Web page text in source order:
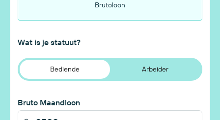
Brutoloon
Wat is je statuut?
Bediende Arbeider
Bruto Maandloon